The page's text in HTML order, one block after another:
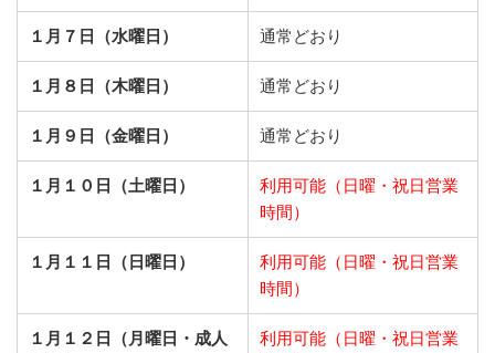
１月７日（水曜日） 通常どおり
１月８日（木曜日） 通常どおり
１月９日（金曜日） 通常どおり
１月１０日（土曜日）
利用可能（日曜・祝日営業
時間）
１月１１日（日曜日）
利用可能（日曜・祝日営業
時間）
１月１２日（月曜日・成人
利用可能（日曜・祝日営業